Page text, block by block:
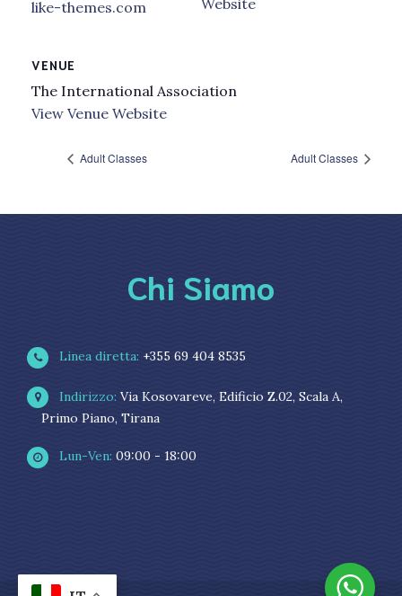
like-themes.com
Website
VENUE
The International Association
View Venue Website
Adult Classes Adult Classes
Chi Siamo
Linea diretta: +355 69 404 8535
Indirizzo: Via Kosovareve, Edificio Z.02, Scala A,
Primo Piano, Tirana
Lun-Ven: 09:00 - 18:00